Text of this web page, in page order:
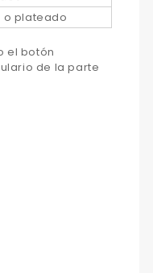
o plateado
el botón
de la parte